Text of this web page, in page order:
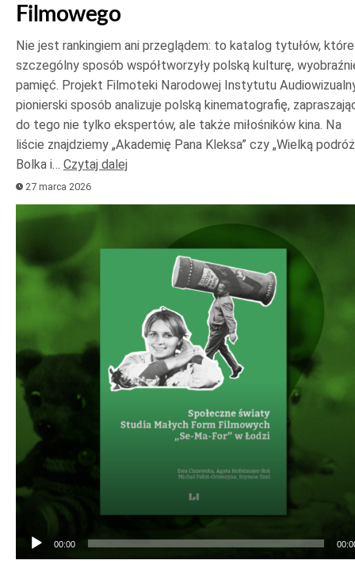
Filmowego
Nie jest rankingiem ani przeglądem: to katalog tytułów,
szczególny sposób współtworzyły polską kulturę,
pamięć. Projekt Filmoteki Narodowej Instytutu
pionierski sposób analizuje polską kinematografię,
do tego nie tylko ekspertów, ale także miłośników kina. Na
liście znajdziemy „Akademię Pana Kleksa” czy „Wielką podróż
Bolka i… Czytaj dalej
27 marca 2026
Odtwarzacz
dźwiękowych
00:00